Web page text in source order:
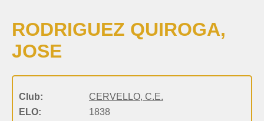
RODRIGUEZ QUIROGA,
JOSE
Club:
CERVELLO, C.E.
ELO:
1838